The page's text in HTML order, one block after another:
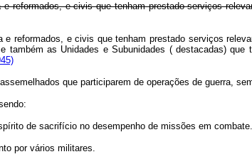
reformados, e civis que tenham prestado serviços
reformados, e civis que tenham prestado serviços
as Unidades e Subunidades ( destacadas) que
que participarem de operações de guerra,
de sacrifício no desempenho de missões em
por vários militares.